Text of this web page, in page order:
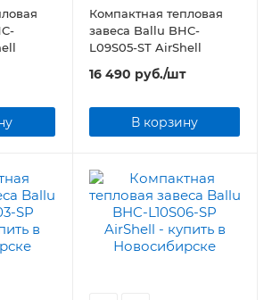
Компактная тепловая
завеса Ballu BHC-
L09S05-ST AirShell
16 490 руб./шт
В корзину